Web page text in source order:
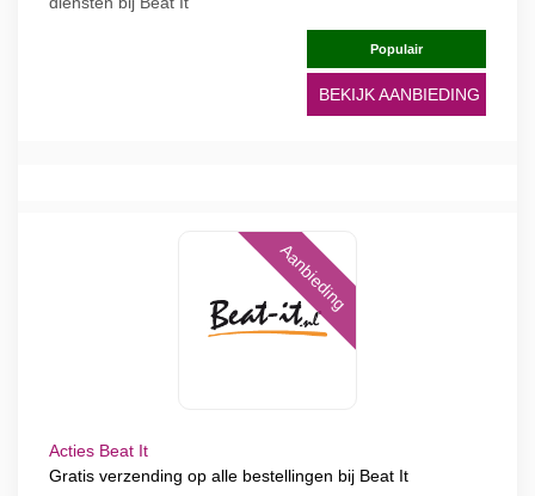
Populair
BEKIJK AANBIEDING
Aanbieding
Acties Beat It
Gratis verzending op alle bestellingen bij Beat It